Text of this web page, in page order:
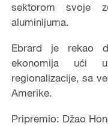
sektorom svoje
aluminijuma.
Ebrard je rekao
ekonomija ući
regionalizacije, sa
Amerike.
Pripremio: Džao